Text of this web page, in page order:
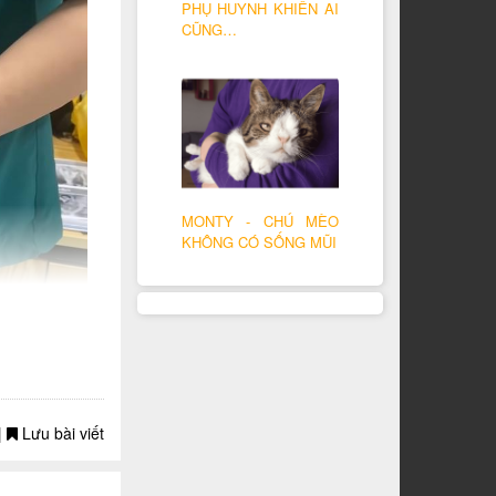
| Lưu bài viết
PHỤ HUYNH KHIẾN AI
CŨNG…
MONTY - CHÚ MÈO
KHÔNG CÓ SỐNG MŨI